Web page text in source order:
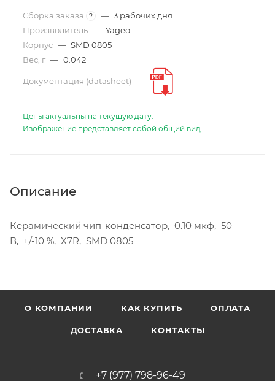
Сборка заказа ? — 3 рабочих дня
Производитель — Yageo
Корпус — SMD 0805
Вес, г — 0.042
Документация (datasheet) —
Цены актуальны на текущую дату.
Изображение представляет собой общий вид.
Описание
Керамический чип-конденсатор, 0.10 мкф, 50
В, +/-10 %, X7R, SMD 0805
О КОМПАНИИ КАК КУПИТЬ ОПЛАТА
ДОСТАВКА КОНТАКТЫ
+7 (977) 798-96-49